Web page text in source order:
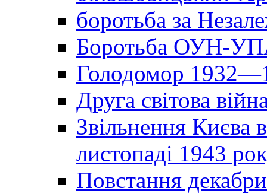
боротьба за
Боротьба ОУН-УПА
Голодомор
Друга світова
Звільнення Києва
листопаді 1943
Повстання